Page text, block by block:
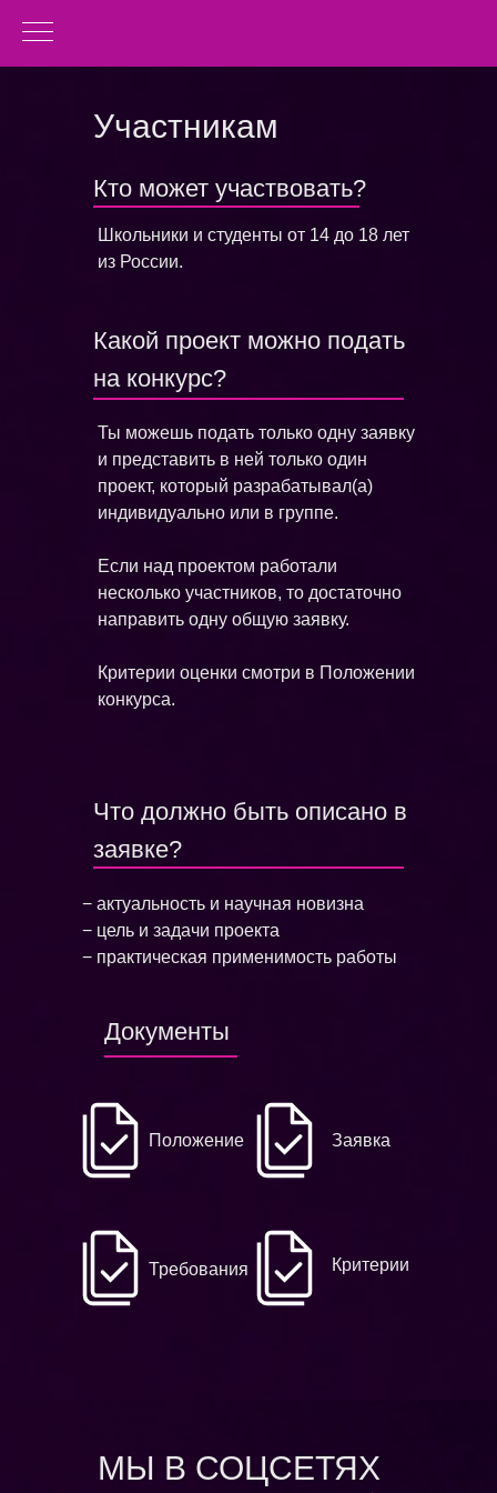
Участникам
Школьники и студенты от 14 до 18 лет
из России.
Кто может участвовать?
Документы
Какой проект можно подать
на конкурс?
Ты можешь подать только одну заявку
и представить в ней только один
проект, который разрабатывал(а)
индивидуально или в группе.
Если над проектом работали
несколько участников, то достаточно
направить одну общую заявку.
Критерии оценки смотри в Положении
конкурса.
− актуальность и научная новизна
− цель и задачи проекта
− практическая применимость работы
Положение
Требования Критерии
Заявка
Что должно быть описано в
заявке?
МЫ В СОЦСЕТЯХ